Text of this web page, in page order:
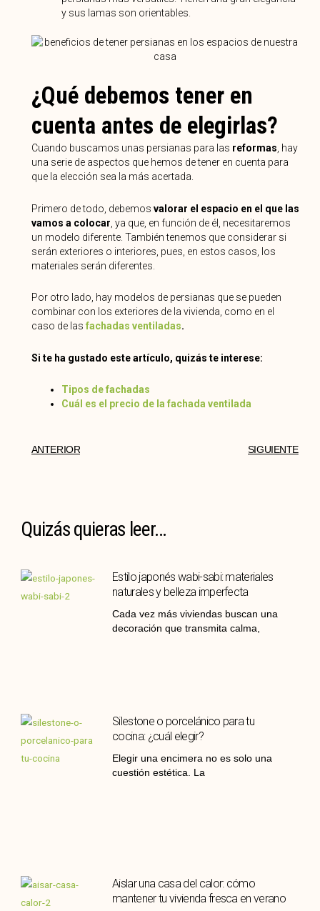
y sus lamas son orientables.
¿Qué debemos tener en
cuenta antes de elegirlas?
Cuando buscamos unas persianas para las reformas , hay
una serie de aspectos que hemos de tener en cuenta para
que la elección sea la más acertada.
Primero de todo, debemos valorar el espacio en el que las
vamos a colocar , ya que, en función de él, necesitaremos
un modelo diferente. También tenemos que considerar si
serán exteriores o interiores, pues, en estos casos, los
materiales serán diferentes.
Por otro lado, hay modelos de persianas que se pueden
combinar con los exteriores de la vivienda, como en el
caso de las fachadas ventiladas.
Si te ha gustado este artículo, quizás te interese:
Tipos de fachadas
Cuál es el precio de la fachada ventilada
ANTERIOR SIGUIENTE
Quizás quieras leer...
Estilo japonés wabi-sabi: materiales
naturales y belleza imperfecta
Cada vez más viviendas buscan una
decoración que transmita calma,
Silestone o porcelánico para tu
cocina: ¿cuál elegir?
Elegir una encimera no es solo una
cuestión estética. La
Aislar una casa del calor: cómo
mantener tu vivienda fresca en verano